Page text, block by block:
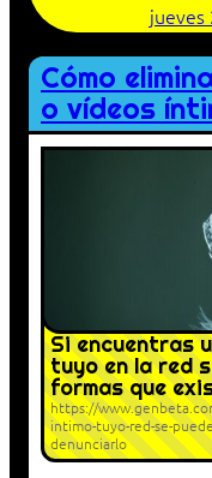
jueves
Cómo
o vídeos
Si encuentras
tuyo en la red
formas que
https://
intimo-tuyo-red-se-
denunciarlo